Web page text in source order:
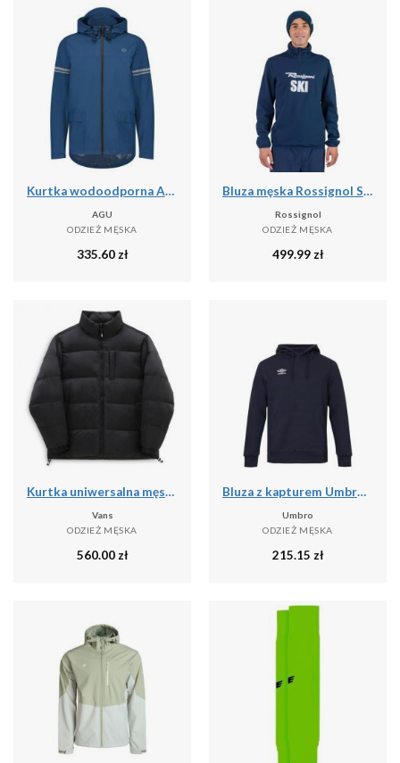
Kurtka wodoodporna Agu Original Essential
AGU
ODZIEŻ MĘSKA
335.60zł
Bluza męska Rossignol Signature Ski Hz Fleece
Rossignol
ODZIEŻ MĘSKA
499.99zł
Kurtka uniwersalna męska Vans NO Hood Puffer
Vans
ODZIEŻ MĘSKA
560.00zł
Bluza z kapturem Umbro pro training
Umbro
ODZIEŻ MĘSKA
215.15 zł